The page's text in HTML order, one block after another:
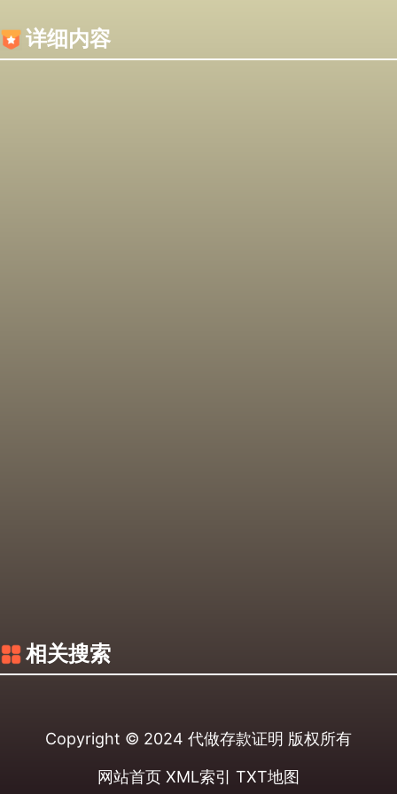
详细内容
相关搜索
Copyright © 2024 代做存款证明 版权所有
网站首页 XML索引 TXT地图